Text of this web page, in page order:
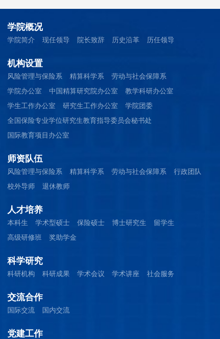
学院概况
学院简介 现任领导 院长致辞 历史沿革 历任领导
机构设置
风险管理与保险系 精算科学系
劳动与社会保障系
学院办公室
中国精算研究院办公室
教学科研办公室
学生工作办公室
研究生工作办公室
学院团委
全国保险专业学位研究生教育指导委员会秘书处
国际教育项目办公室
师资队伍
风险管理与保险系 精算科学系 劳动与社会保障系
行政团队
校外导师
退休教师
人才培养
本科生 学术型硕士 保险硕士 博士研究生
留学生
高级研修班
奖助学金
科学研究
科研机构 科研成果 学术会议 学术讲座 社会服务
交流合作
国际交流 国内交流
党建工作